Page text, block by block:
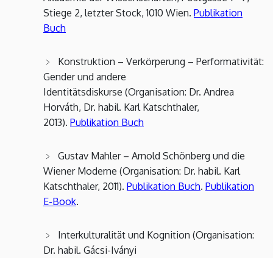
Stiege 2, letzter Stock, 1010 Wien. Publikation
Buch
Konstruktion – Verkörperung – Performativität:
Gender und andere
Identitätsdiskurse (Organisation: Dr. Andrea
Horváth, Dr. habil. Karl Katschthaler,
2013). Publikation Buch
Gustav Mahler – Arnold Schönberg und die
Wiener Moderne (Organisation: Dr. habil. Karl
Katschthaler, 2011). Publikation Buch. Publikation
E-Book.
Interkulturalität und Kognition (Organisation:
Dr. habil. Gácsi-Iványi